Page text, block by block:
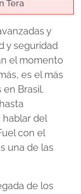
Tera
y
y seguridad
el momento
es el más
Brasil.
del
con el
una de las
de los